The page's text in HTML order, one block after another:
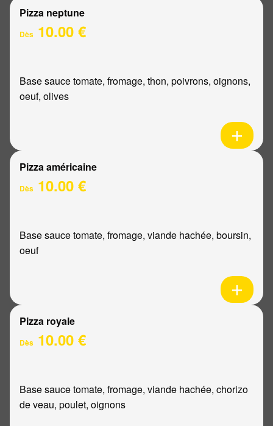
Pizza neptune
Dès 10.00 €
Base sauce tomate, fromage, thon, poivrons, oignons,
oeuf, olives
Pizza américaine
Dès 10.00 €
Base sauce tomate, fromage, viande hachée, boursin,
oeuf
Pizza royale
Dès 10.00 €
Base sauce tomate, fromage, viande hachée, chorizo
de veau, poulet, oignons